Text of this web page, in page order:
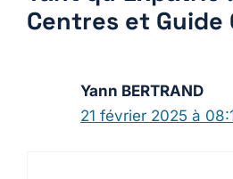
Centres et Guide
Yann BERTRAND
21 février 2025 à